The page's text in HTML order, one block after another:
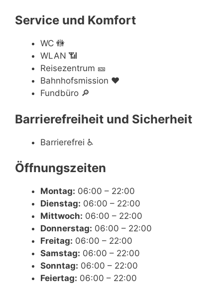
Service und Komfort
WC 🚻
WLAN 📶
Reisezentrum 🎫
Bahnhofsmission ❤️
Fundbüro 🔎
Barrierefreiheit und Sicherheit
Barrierefrei ♿
Öffnungszeiten
Montag: 06:00 – 22:00
Dienstag: 06:00 – 22:00
Mittwoch: 06:00 – 22:00
Donnerstag: 06:00 – 22:00
Freitag: 06:00 – 22:00
Samstag: 06:00 – 22:00
Sonntag: 06:00 – 22:00
Feiertag: 06:00 – 22:00